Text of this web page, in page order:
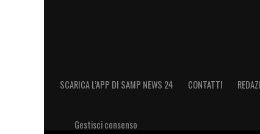
SCARICA L’APP DI SAMP NEWS 24 CONTATTI
Gestisci consenso